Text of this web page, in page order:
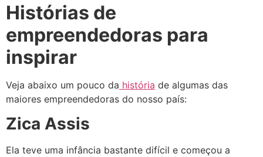
Histórias de
empreendedoras para
inspirar
Veja abaixo um pouco da história de algumas das
maiores empreendedoras do nosso país:
Zica Assis
Ela teve uma infância bastante difícil e começou a